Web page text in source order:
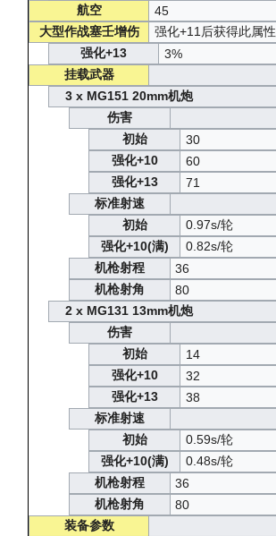
航空
45
大型作战塞壬增伤
强化+11后获得此属性
强化+13
3%
挂载武器
3 x MG151 20mm机炮
伤害
初始
30
强化+10
60
强化+13
71
标准射速
初始
0.97s/轮
强化+10(满)
0.82s/轮
机枪射程
36
机枪射角
80
2 x MG131 13mm机炮
伤害
初始
14
强化+10
32
强化+13
38
标准射速
初始
0.59s/轮
强化+10(满)
0.48s/轮
机枪射程
36
机枪射角
80
装备参数